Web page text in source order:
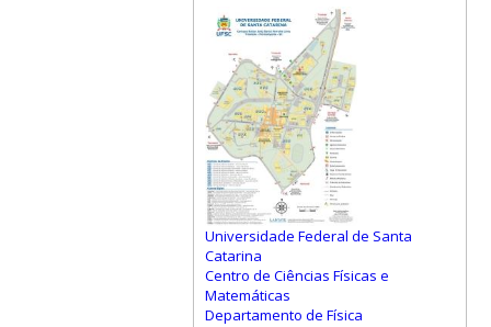
Universidade Federal de Santa
Catarina
Centro de Ciências Físicas e
Matemáticas
Departamento de Física